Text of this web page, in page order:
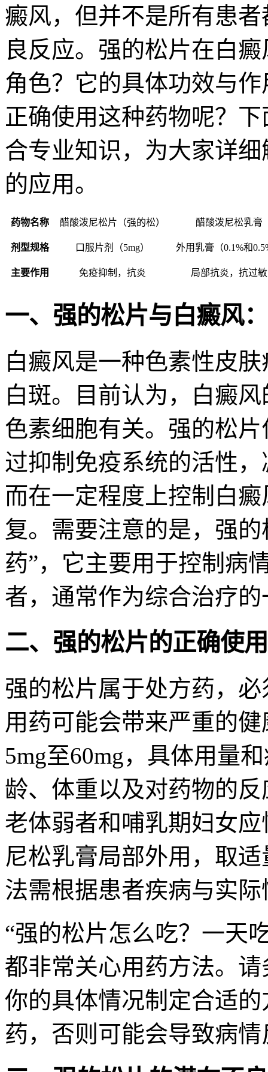
癜风，但并不是所有患
良反应。强的松片在白
角色？它的具体功效与
正确使用这种药物呢？
合专业知识，为大家详
的应用。
药物名称 醋酸泼尼松片（强的松） 醋酸泼尼松乳膏
剂型规格 口服片剂（5mg） 外用乳膏（0.1%和
主要作用 免疫抑制，抗炎 局部抗炎，抗过敏
一、强的松片与白癜风
白癜风是一种色素性皮
白斑。目前认为，白癜
色素细胞有关。强的松
过抑制免疫系统的活性
而在一定程度上控制白
复。需要注意的是，强
药”，它主要用于控制病
者，通常作为综合治疗
二、强的松片的正确使
强的松片属于处方药，
用药可能会带来严重的
5mg至60mg，具体用量
龄、体重以及对药物的
老体弱者和哺乳期妇女
尼松乳膏局部外用，取
法需根据患者疾病与实
“强的松片怎么吃？一天
都非常关心用药方法。
你的具体情况制定合适
药，否则可能会导致病